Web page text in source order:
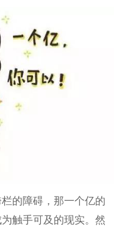
的障碍，那一个亿的
触手可及的现实。然